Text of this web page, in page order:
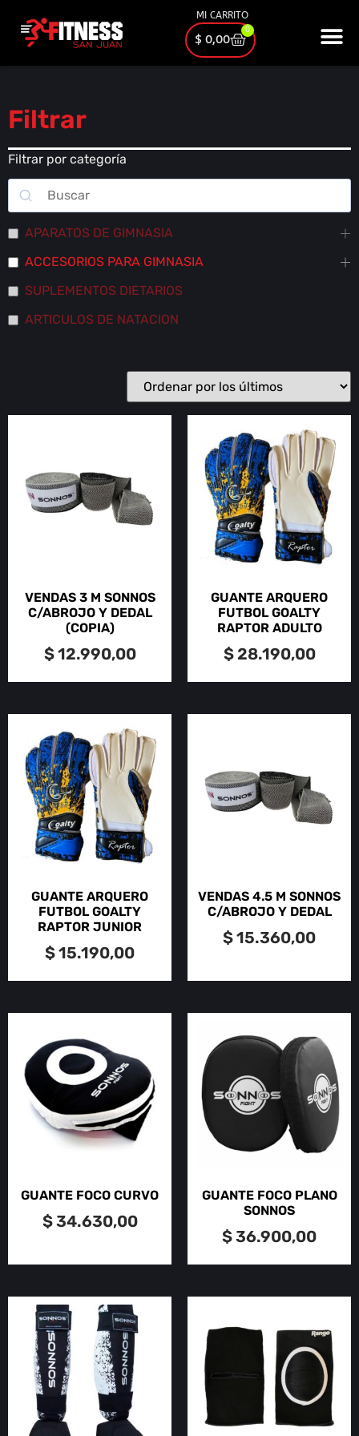
MI CARRITO
$ 0,00
0
Filtrar
Filtrar por categoría
APARATOS DE GIMNASIA
ACCESORIOS PARA GIMNASIA
SUPLEMENTOS DIETARIOS
ARTICULOS DE NATACION
VENDAS 3 M SONNOS
C/ABROJO Y DEDAL
(COPIA)
$12.990,00
GUANTE ARQUERO
FUTBOL GOALTY
RAPTOR ADULTO
$28.190,00
GUANTE ARQUERO
FUTBOL GOALTY
RAPTOR JUNIOR
$15.190,00
VENDAS 4.5 M SONNOS
C/ABROJO Y DEDAL
$15.360,00
GUANTE FOCO CURVO
$34.630,00
GUANTE FOCO PLANO
SONNOS
$36.900,00